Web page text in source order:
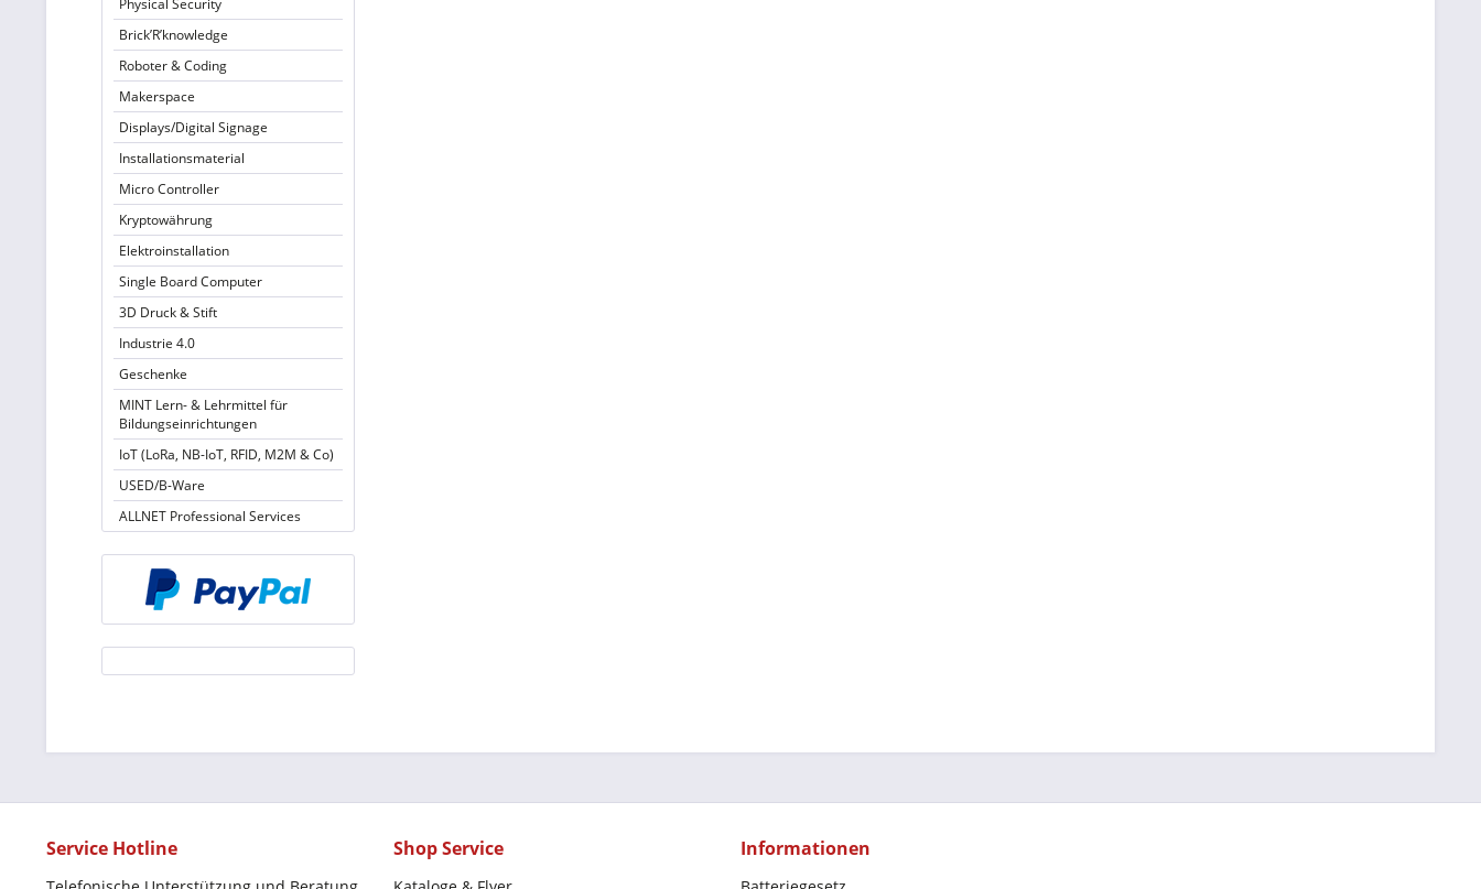
Physical Security
Brick’R’knowledge
Roboter & Coding
Makerspace
Displays/Digital Signage
Installationsmaterial
Micro Controller
Kryptowährung
Elektroinstallation
Single Board Computer
3D Druck & Stift
Industrie 4.0
Geschenke
MINT Lern- & Lehrmittel für
Bildungseinrichtungen
IoT (LoRa, NB-IoT, RFID, M2M & Co)
USED/B-Ware
ALLNET Professional Services
Service Hotline Shop Service Informationen